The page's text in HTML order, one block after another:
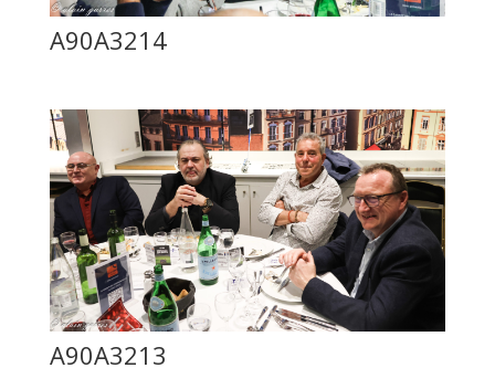
A90A3214
A90A3213